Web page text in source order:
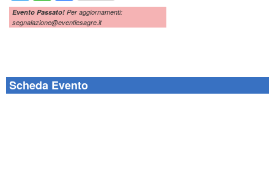
Evento Passato! Per aggiornamenti:
segnalazione@eventiesagre.it
Scheda Evento